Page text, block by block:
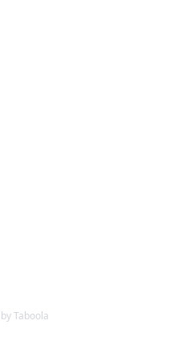
by Taboola